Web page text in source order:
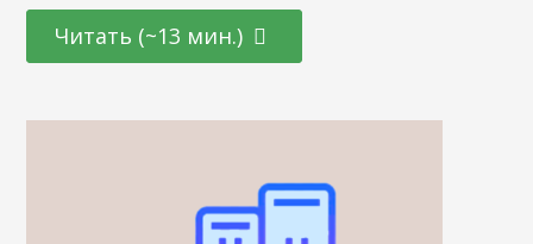
последних достижениях в области психологии и
нейронаук. От подбора цветовой палитры до создания
человеческого сознания для повышения интереса и
Читать (~13 мин.)